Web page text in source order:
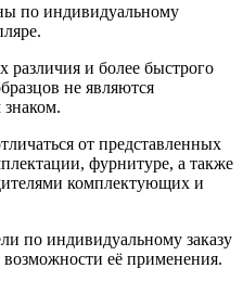
по индивидуальному
и более быстрого
не являются
от представленных
фурнитуре, а также
комплектующих и
по индивидуальному заказу
её применения.